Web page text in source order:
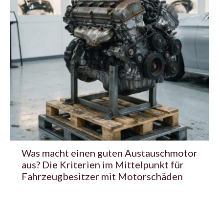
Was macht einen guten Austauschmotor
aus? Die Kriterien im Mittelpunkt für
Fahrzeugbesitzer mit Motorschäden